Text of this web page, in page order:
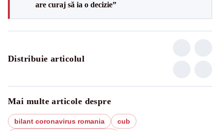
are curaj să ia o decizie”
Distribuie articolul
Mai multe articole despre
bilant coronavirus romania
cub